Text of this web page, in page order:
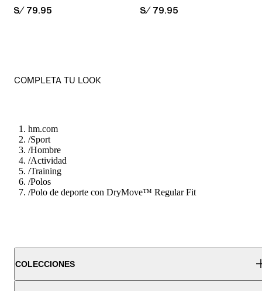
PRICE:
S/ 79.95 PRICE:
S/ 79.95
COMPLETA TU LOOK
hm.com
/Sport
/Hombre
/Actividad
/Training
/Polos
/Polo de deporte con DryMove™ Regular Fit
COLECCIONES